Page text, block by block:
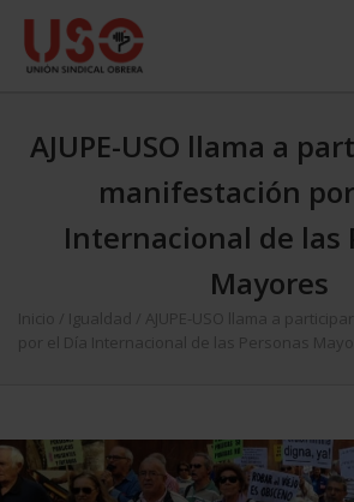
AJUPE-USO llama a
manifestación
Internacional de las
Mayores
Inicio Igualdad
AJUPE-USO llama a
por el Día Internacional de las Personas